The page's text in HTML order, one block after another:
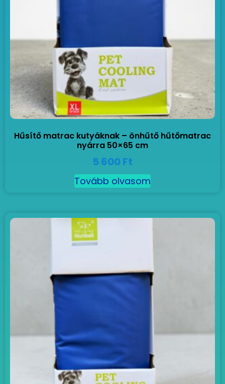
Hűsítő matrac kutyáknak – önhűtő hűtőmatrac
nyárra 50×65 cm
5 600 Ft
Tovább olvasom